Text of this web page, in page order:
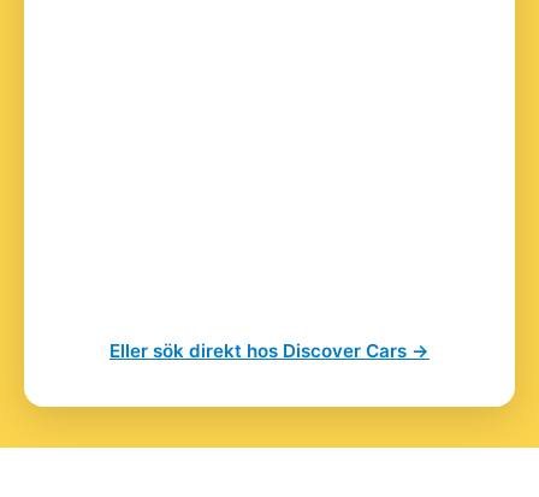
Eller sök direkt hos Discover Cars →